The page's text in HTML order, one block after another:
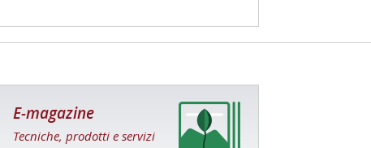
E-magazine
Tecniche, prodotti e servizi